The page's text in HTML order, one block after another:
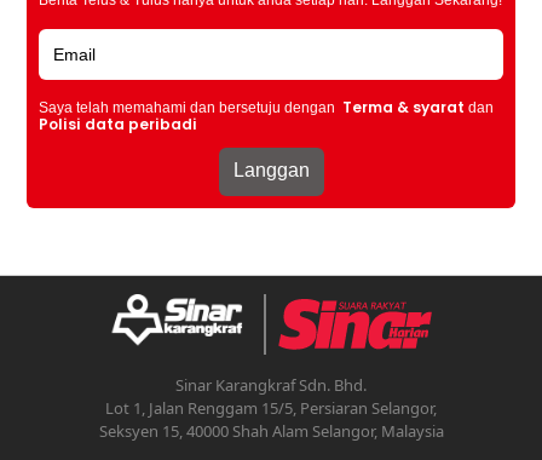
Saya telah memahami dan bersetuju dengan Terma & syarat dan
Polisi data peribadi
Sinar Karangkraf Sdn. Bhd.
Lot 1, Jalan Renggam 15/5, Persiaran Selangor,
Seksyen 15, 40000 Shah Alam Selangor, Malaysia